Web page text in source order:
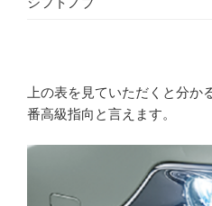
上の表を見ていただくと分か
番高級指向と言えます。